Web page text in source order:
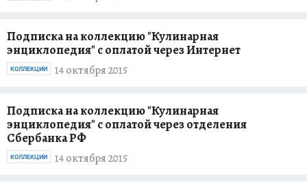
Подписка на коллекцию "Кулинарная
энциклопедия" с оплатой через Интернет
14 октября 2015
КОЛЛЕКЦИИ
Подписка на коллекцию "Кулинарная
энциклопедия" с оплатой через отделения
Сбербанка РФ
14 октября 2015
КОЛЛЕКЦИИ